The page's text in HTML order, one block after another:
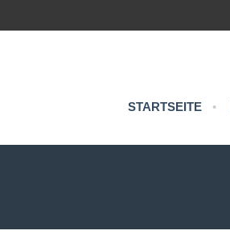
STARTSEITE •